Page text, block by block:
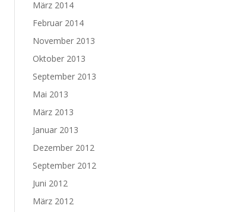
März 2014
Februar 2014
November 2013
Oktober 2013
September 2013
Mai 2013
März 2013
Januar 2013
Dezember 2012
September 2012
Juni 2012
März 2012